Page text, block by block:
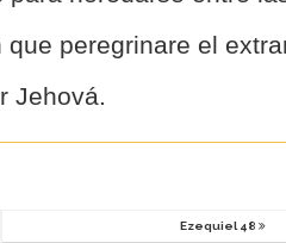
peregrinare el
Jehová.
Ezequiel 48